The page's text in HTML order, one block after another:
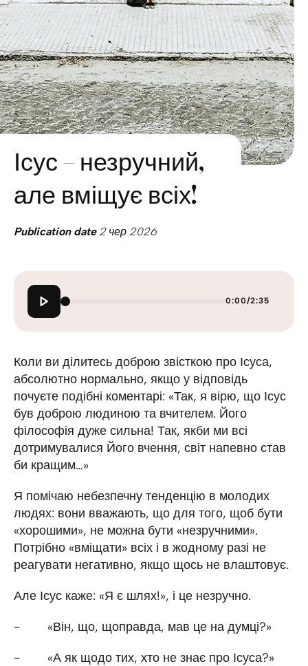
Ісус – незручний,
але вміщує всіх!
Publication date2 чер 2026
0:00/2:35
Коли ви ділитесь доброю звісткою про Ісуса,
абсолютно нормально, якщо у відповідь
почуєте подібні коментарі: «Так, я вірю, що Ісус
був доброю людиною та вчителем. Його
філософія дуже сильна! Так, якби ми всі
дотримувалися Його вчення, світ напевно став
би кращим…»
Я помічаю небезпечну тенденцію в молодих
людях: вони вважають, що для того, щоб бути
«хорошими», не можна бути «незручними».
Потрібно «вміщати» всіх і в жодному разі не
реагувати негативно, якщо щось не влаштовує.
Але Ісус каже: «Я є шлях!», і це незручно.
- «Він, що, щоправда, мав це на думці?»
- «А як щодо тих, хто не знає про Ісуса?»